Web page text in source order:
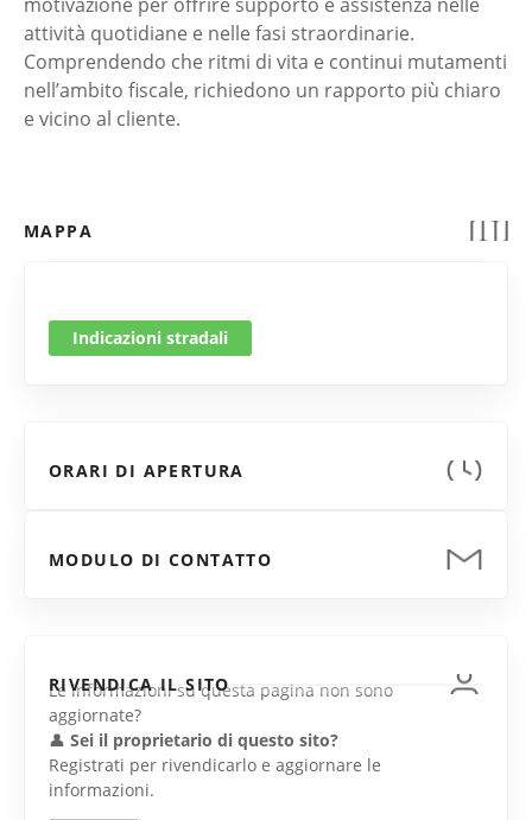
attività quotidiane e nelle fasi straordinarie.
Comprendendo che ritmi di vita e continui mutamenti
nell’ambito fiscale, richiedono un rapporto più chiaro
e vicino al cliente.
MAPPA
Indicazioni stradali
ORARI DI APERTURA
MODULO DI CONTATTO
RIVENDICA IL SITO
Le informazioni su questa pagina non sono
aggiornate?
👤 Sei il proprietario di questo sito?
Registrati per rivendicarlo e aggiornare le
informazioni.